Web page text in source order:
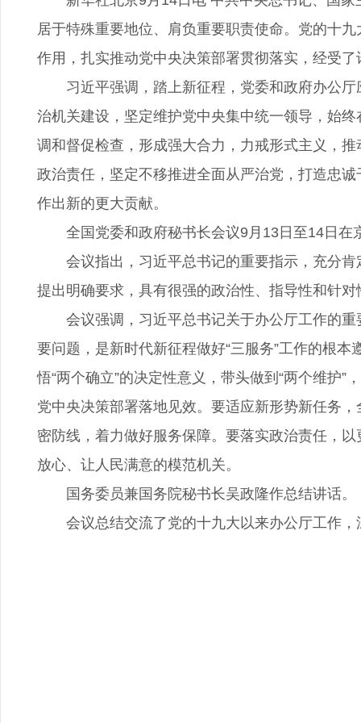
居于特殊重要地位、肩负重要职责使命。党的十
作用，扎实推动党中央决策部署贯彻落实，经受
习近平强调，踏上新征程，党委和政府办公厅
治机关建设，坚定维护党中央集中统一领导，始
调和督促检查，形成强大合力，力戒形式主义，
政治责任，坚定不移推进全面从严治党，打造忠
作出新的更大贡献。
全国党委和政府秘书长会议9月13日至14日在
会议指出，习近平总书记的重要指示，充分肯
提出明确要求，具有很强的政治性、指导性和针
会议强调，习近平总书记关于办公厅工作的重
要问题，是新时代新征程做好“三服务”工作的根
悟“两个确立”的决定性意义，带头做到“两个维护
党中央决策部署落地见效。要适应新形势新任务
密防线，着力做好服务保障。要落实政治责任，
放心、让人民满意的模范机关。
国务委员兼国务院秘书长吴政隆作总结讲话。
会议总结交流了党的十九大以来办公厅工作，